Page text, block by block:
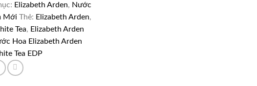
Elizabeth Arden, Nước
Mới Thẻ: Elizabeth Arden,
Tea, Elizabeth Arden
Hoa Elizabeth Arden
Tea EDP